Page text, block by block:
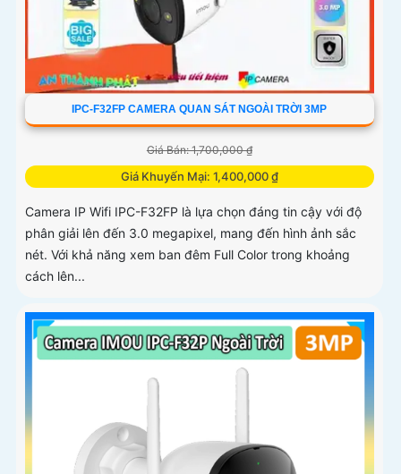
IPC-F32FP CAMERA QUAN SÁT NGOÀI TRỜI 3MP
Giá Bán: 1,700,000 ₫
Giá Khuyến Mại: 1,400,000 ₫
Camera IP Wifi IPC-F32FP là lựa chọn đáng tin cậy với độ
phân giải lên đến 3.0 megapixel, mang đến hình ảnh sắc
nét. Với khả năng xem ban đêm Full Color trong khoảng
cách lên...